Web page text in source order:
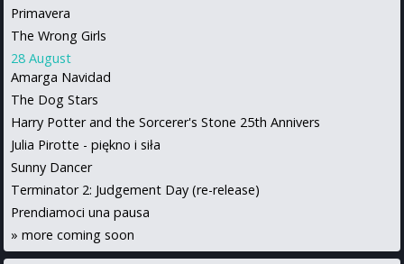
Primavera
The Wrong Girls
28 August
Amarga Navidad
The Dog Stars
Harry Potter and the Sorcerer's Stone 25th Annivers
Julia Pirotte - piękno i siła
Sunny Dancer
Terminator 2: Judgement Day (re-release)
Prendiamoci una pausa
» more coming soon